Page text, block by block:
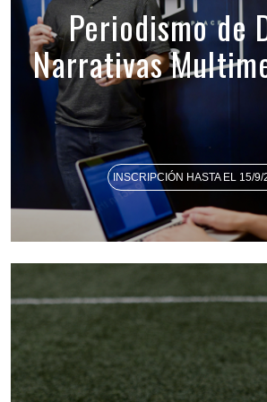
Periodismo de
Narrativas
INSCRIPCIÓN HASTA EL 15/9/